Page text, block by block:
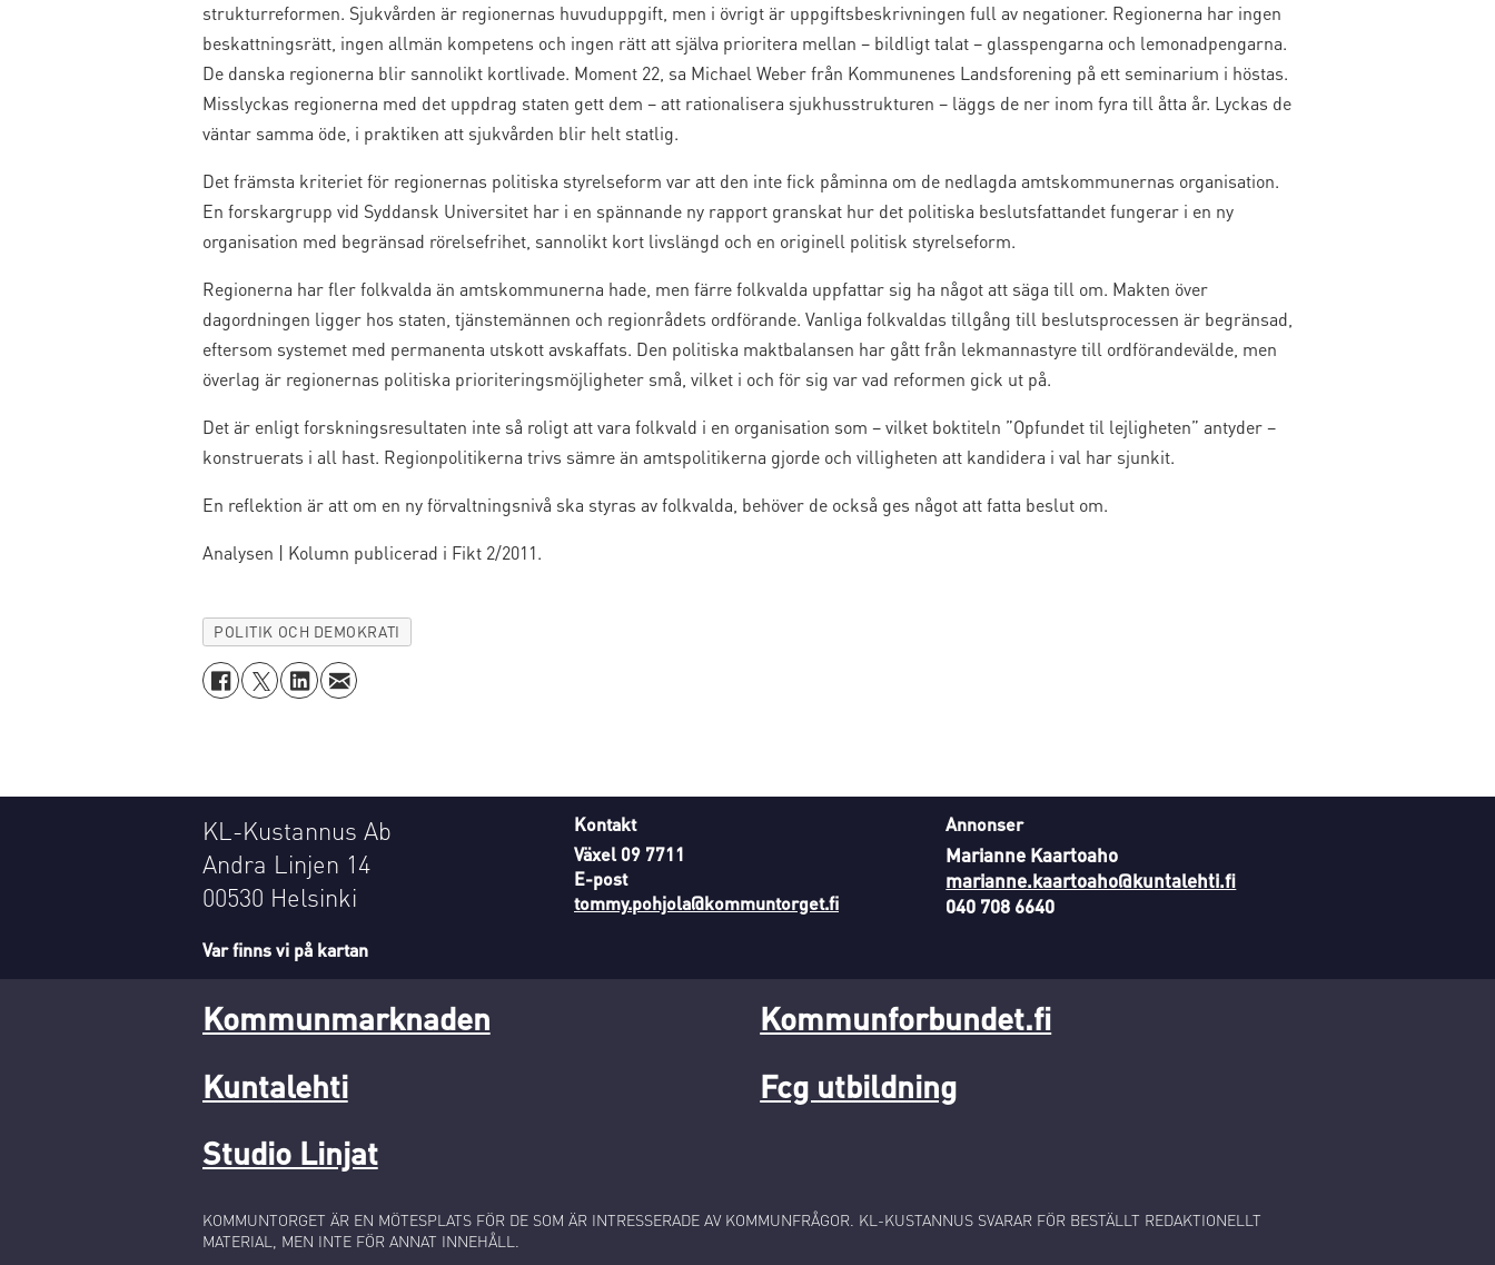
strukturreformen. Sjukvården är regionernas huvuduppgift, men i övrigt är uppgiftsbeskrivningen full av negationer. Regionerna har ingen
beskattningsrätt, ingen allmän kompetens och ingen rätt att själva prioritera mellan – bildligt talat – glasspengarna och lemonadpengarna.
De danska regionerna blir sannolikt kortlivade. Moment 22, sa Michael Weber från Kommunenes Landsforening på ett seminarium i höstas.
Misslyckas regionerna med det uppdrag staten gett dem – att rationalisera sjukhusstrukturen – läggs de ner inom fyra till åtta år. Lyckas de
väntar samma öde, i praktiken att sjukvården blir helt statlig.
Det främsta kriteriet för regionernas politiska styrelseform var att den inte fick påminna om de nedlagda amtskommunernas organisation.
En forskargrupp vid Syddansk Universitet har i en spännande ny rapport granskat hur det politiska beslutsfattandet fungerar i en ny
organisation med begränsad rörelsefrihet, sannolikt kort livslängd och en originell politisk styrelseform.
Regionerna har fler folkvalda än amtskommunerna hade, men färre folkvalda uppfattar sig ha något att säga till om. Makten över
dagordningen ligger hos staten, tjänstemännen och regionrådets ordförande. Vanliga folkvaldas tillgång till beslutsprocessen är begränsad,
eftersom systemet med permanenta utskott avskaffats. Den politiska maktbalansen har gått från lekmannastyre till ordförandevälde, men
överlag är regionernas politiska prioriteringsmöjligheter små, vilket i och för sig var vad reformen gick ut på.
Det är enligt forskningsresultaten inte så roligt att vara folkvald i en organisation som – vilket boktiteln ”Opfundet til lejligheten” antyder –
konstruerats i all hast. Regionpolitikerna trivs sämre än amtspolitikerna gjorde och villigheten att kandidera i val har sjunkit.
En reflektion är att om en ny förvaltningsnivå ska styras av folkvalda, behöver de också ges något att fatta beslut om.
Analysen | Kolumn publicerad i Fikt 2/2011.
POLITIK OCH DEMOKRATI
KL-Kustannus Ab
Andra Linjen 14
00530 Helsinki
Var finns vi på kartan
Kontakt
Växel 09 7711
E-post
tommy.pohjola@kommuntorget.fi
Annonser
Marianne Kaartoaho
marianne.kaartoaho@kuntalehti.fi
040 708 6640
Kommunmarknaden
Kuntalehti
Studio Linjat
Kommunforbundet.fi
Fcg utbildning
KOMMUNTORGET ÄR EN MÖTESPLATS FÖR DE SOM ÄR INTRESSERADE AV KOMMUNFRÅGOR. KL-KUSTANNUS SVARAR FÖR BESTÄLLT REDAKTIONELLT
MATERIAL, MEN INTE FÖR ANNAT INNEHÅLL.